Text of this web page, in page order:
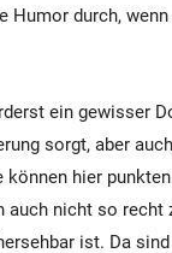
Humor durch,
ein gewisser
sorgt, aber
hier
auch nicht so recht
ist. Da